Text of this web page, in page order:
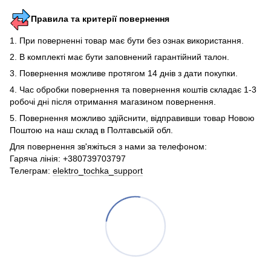
Правила та критерії повернення
1. При поверненні товар має бути без ознак використання.
2. В комплекті має бути заповнений гарантійний талон.
3. Повернення можливе протягом 14 днів з дати покупки.
4. Час обробки повернення та повернення коштів складає 1-3
робочі дні після отримання магазином повернення.
5. Повернення можливо здійснити, відправивши товар Новою
Поштою на наш склад в Полтавській обл.
Для повернення зв'яжіться з нами за телефоном:
Гаряча лінія: +380739703797
Телеграм: elektro_tochka_support